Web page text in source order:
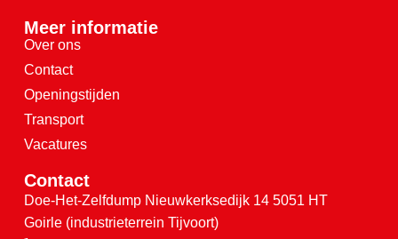
Meer informatie
Over ons
Contact
Openingstijden
Transport
Vacatures
Contact
Doe-Het-Zelfdump Nieuwkerksedijk 14 5051 HT
Goirle (industrieterrein Tijvoort)